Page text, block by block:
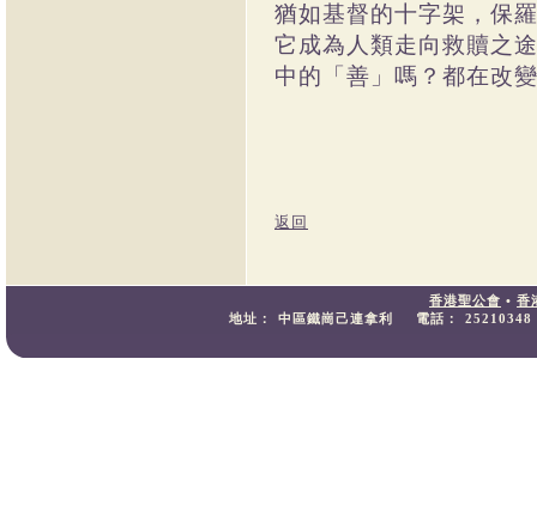
猶如基督的十字架，保
它成為人類走向救贖之
中的「善」嗎？都在改
返回
香港聖公會 • 香
地址：
中區鐵崗己連拿利 電話： 25210348